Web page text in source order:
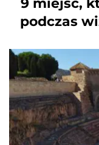
9 miejsc,
podczas